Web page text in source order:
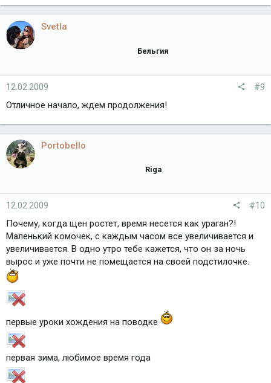
Svetla
Бельгия
12.02.2009 #9
Отличное начало, ждем продолжения!
Portobello
Riga
12.02.2009 #10
Почему, когда щен ростет, время несется как ураган?!
Маленький комочек, с каждым часом все увеличивается и
увеличивается. В одно утро тебе кажется, что он за ночь
вырос и уже почти не помещается на своей подстилочке.
первые уроки хождения на поводке
первая зима, любимое время года